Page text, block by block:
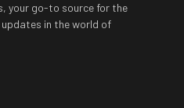
your go-to source for the
in the world of